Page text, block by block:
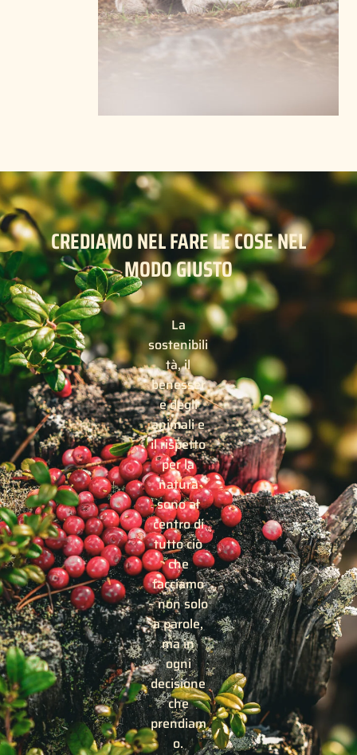
CREDIAMO NEL FARE LE COSE NEL
MODO GIUSTO
La
sostenibili
tà, il
benesser
e degli
animali e
il rispetto
per la
natura
sono al
centro di
tutto ciò
che
facciamo
– non solo
a parole,
ma in
ogni
decisione
che
prendiam
o.